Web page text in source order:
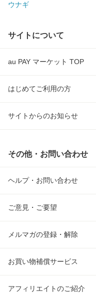
ウナギ
サイトについて
au PAY マーケット TOP
はじめてご利用の方
サイトからのお知らせ
その他・お問い合わせ
ヘルプ・お問い合わせ
ご意見・ご要望
メルマガの登録・解除
お買い物補償サービス
アフィリエイトのご紹介